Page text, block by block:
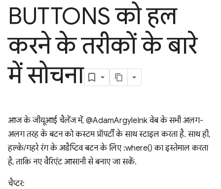
BUTTONS को हल
करने के तरीकों के बारे
में सोचना
आज के जीयूआई चैलेंज में, @AdamArgyleInk वेब के सभी अलग-
अलग तरह के बटन को कस्टम प्रॉपर्टी के साथ स्टाइल करता है. साथ ही,
हल्के/गहरे रंग के अडैप्टिव बटन के लिए :where() का इस्तेमाल करता
है, ताकि नए वैरिएंट आसानी से बनाए जा सकें.
चैप्टर: